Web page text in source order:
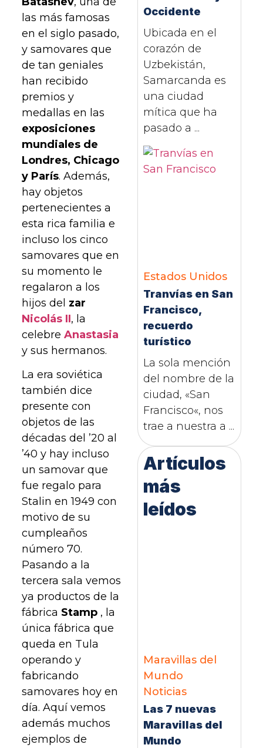
las más famosas
en el siglo pasado,
y samovares que
de tan geniales
han recibido
premios y
medallas en las
exposiciones
mundiales de
Londres, Chicago
y París. Además,
hay objetos
pertenecientes a
esta rica familia e
incluso los cinco
samovares que en
su momento le
regalaron a los
hijos del zar
Nicolás II, la
celebreAnastasia
y sus hermanos.
La era soviética
también dice
presente con
objetos de las
décadas del ’20 al
’40 y hay incluso
un samovar que
fue regalo para
Stalin en 1949 con
motivo de su
cumpleaños
número 70.
Pasando a la
tercera sala vemos
ya productos de la
fábrica Stamp , la
única fábrica que
queda en Tula
operando y
fabricando
samovares hoy en
día. Aquí vemos
además muchos
ejemplos de
Occidente
Ubicada en el
corazón de
Uzbekistán,
Samarcanda es
una ciudad
mítica que ha
pasado a ...
Estados Unidos
Tranvías en San
Francisco,
recuerdo
turístico
La sola mención
del nombre de la
ciudad, «San
Francisco«, nos
trae a nuestra a ...
Artículos
más
leídos
Maravillas del
Mundo
Noticias
Las 7 nuevas
Maravillas del
Mundo